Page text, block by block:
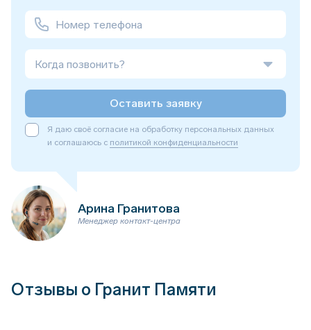
Когда позвонить?
Оставить заявку
Я даю своё согласие на обработку персональных данных
и соглашаюсь с политикой конфиденциальности
Арина Гранитова
Менеджер контакт-центра
Отзывы о Гранит Памяти